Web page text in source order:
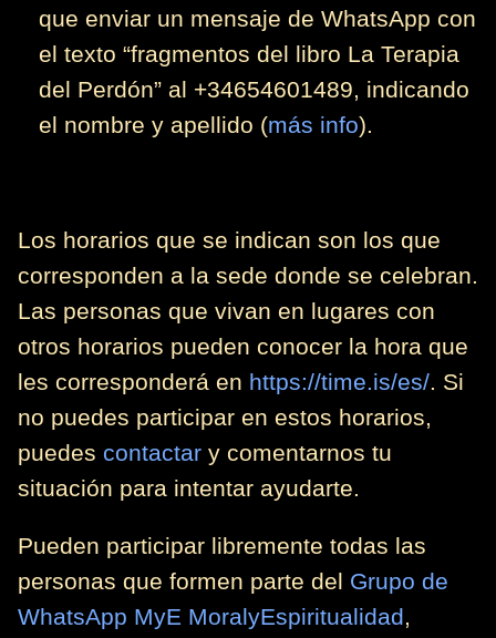
que enviar un mensaje de WhatsApp con
el texto “fragmentos del libro La Terapia
del Perdón” al +34654601489, indicando
el nombre y apellido (más info).
Los horarios que se indican son los que
corresponden a la sede donde se celebran.
Las personas que vivan en lugares con
otros horarios pueden conocer la hora que
les corresponderá en https://time.is/es/. Si
no puedes participar en estos horarios,
puedes contactar y comentarnos tu
situación para intentar ayudarte.
Pueden participar libremente todas las
personas que formen parte del Grupo de
WhatsApp MyE MoralyEspiritualidad,